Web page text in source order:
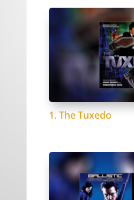
1. The Tuxedo